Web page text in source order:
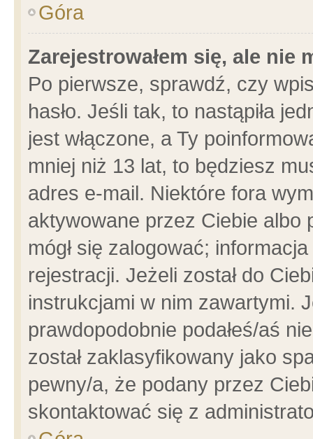
Góra
Zarejestrowałem się, ale nie
Po pierwsze, sprawdź, czy
hasło. Jeśli tak, to nastąpiła
jest włączone, a Ty
mniej niż 13 lat, to będziesz
adres e-mail. Niektóre fora
aktywowane przez Ciebie albo
mógł się zalogować;
rejestracji. Jeżeli został do
instrukcjami w nim zawartymi.
prawdopodobnie podałeś/aś
został zaklasyfikowany jako
pewny/a, że podany przez
skontaktować się z